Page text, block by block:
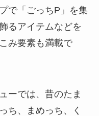
で「ごっちP」を集
るアイテムなどを
み要素も満載で
ーでは、昔のたま
ち、まめっち、く